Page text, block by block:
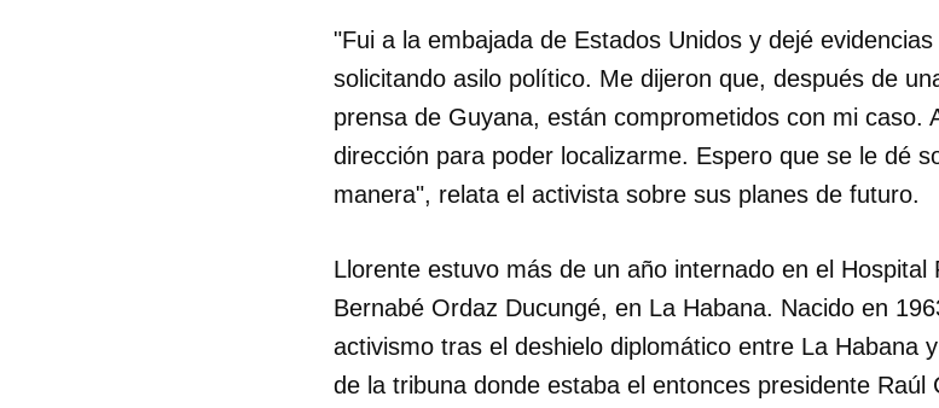
"Fui a la embajada de Estados Unidos y dejé
solicitando asilo político. Me dijeron que, después de
prensa de Guyana, están comprometidos con mi caso.
dirección para poder localizarme. Espero que se le dé
manera", relata el activista sobre sus planes de futuro.
Llorente estuvo más de un año internado en el Hospital
Bernabé Ordaz Ducungé, en La Habana. Nacido en
activismo tras el deshielo diplomático entre La Habana
de la tribuna donde estaba el entonces presidente Raúl